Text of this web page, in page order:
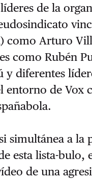
de la
como Arturo
como Rubén
y diferentes
entorno de Vox
simultánea a la
esta lista-bulo,
de una